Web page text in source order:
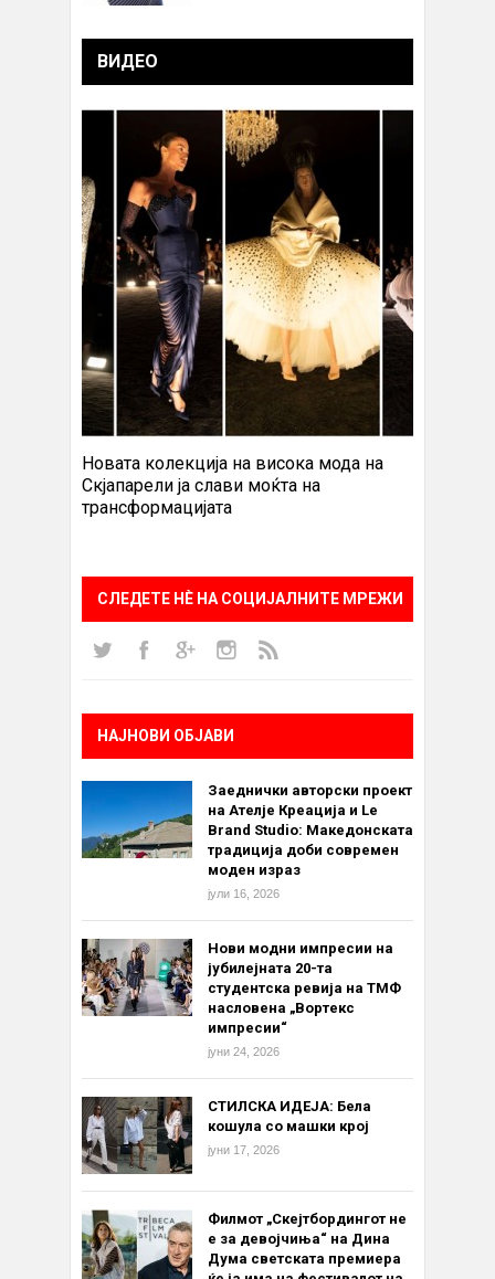
ВИДЕО
Новата колекција на висока мода на
Скјапарели ја слави моќта на
трансформацијата
СЛЕДЕТЕ НÈ НА СОЦИЈАЛНИТЕ МРЕЖИ
НАЈНОВИ ОБЈАВИ
Заеднички авторски проект
на Ателје Креација и Le
Brand Studio: Македонската
традиција доби современ
моден израз
јули 16, 2026
Нови модни импресии на
јубилејната 20-та
студентска ревија на ТМФ
насловена „Вортекс
импресии“
јуни 24, 2026
СТИЛСКА ИДЕЈА: Бела
кошула со машки крој
јуни 17, 2026
Филмот „Скејтбордингот не
е за девојчиња“ на Дина
Дума светската премиера